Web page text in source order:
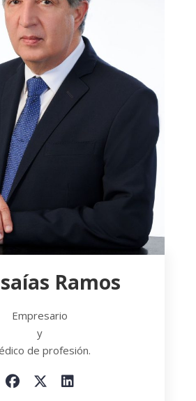
Ramos
Empresario
y
de profesión.